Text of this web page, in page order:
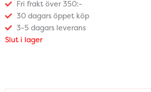
Fri frakt över 350:-
30 dagars öppet köp
3-5 dagars leverans
Slut i lager